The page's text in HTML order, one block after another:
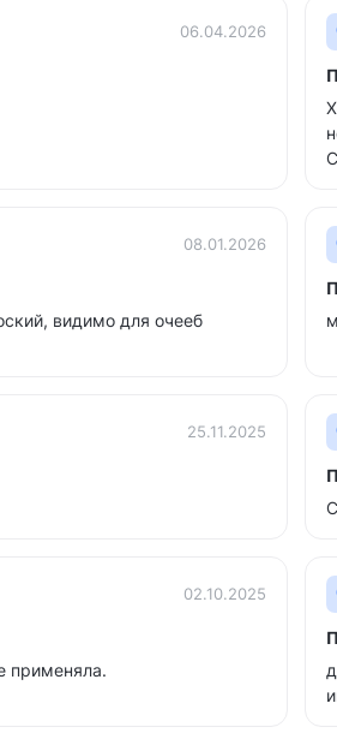
06.04.2026
08.01.2026
видимо для очееб
25.11.2025
02.10.2025
применяла.